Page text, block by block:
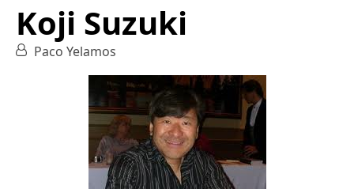
Koji Suzuki
Paco Yelamos